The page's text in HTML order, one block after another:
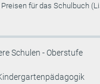
für das Schulbuch
Schulen - Oberstufe